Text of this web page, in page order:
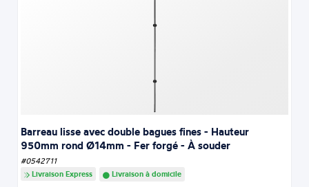
Barreau lisse avec double bagues fines - Hauteur
950mm rond Ø14mm - Fer forgé - À souder
#0542711
Livraison Express
Livraison à domicile